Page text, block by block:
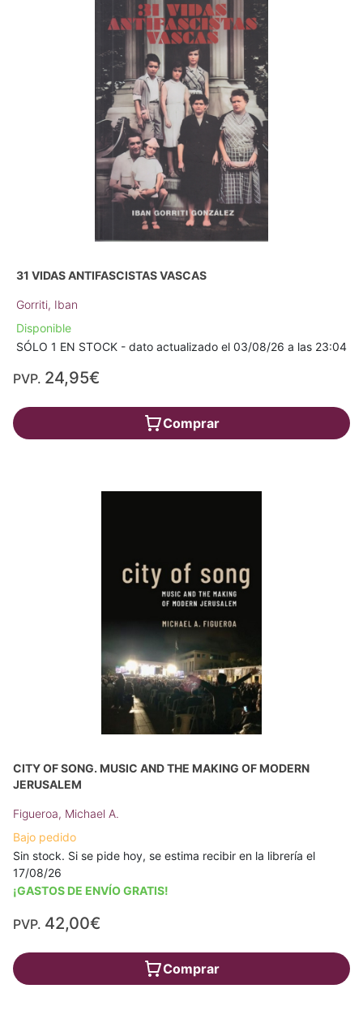
31 VIDAS ANTIFASCISTAS VASCAS
Gorriti, Iban
Disponible
SÓLO 1 EN STOCK - dato actualizado el 03/08/26 a las 23:04
PVP. 24,95€
Comprar
CITY OF SONG. MUSIC AND THE MAKING OF MODERN
JERUSALEM
Figueroa, Michael A.
Bajo pedido
Sin stock. Si se pide hoy, se estima recibir en la librería el
17/08/26
¡GASTOS DE ENVÍO GRATIS!
PVP. 42,00€
Comprar